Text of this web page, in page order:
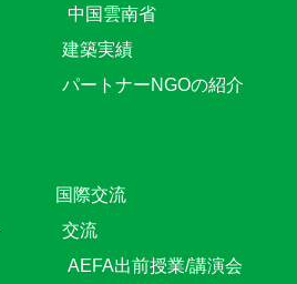
中国雲南省
建築実績
パートナーNGOの紹介
国際交流
交流
AEFA出前授業/講演会